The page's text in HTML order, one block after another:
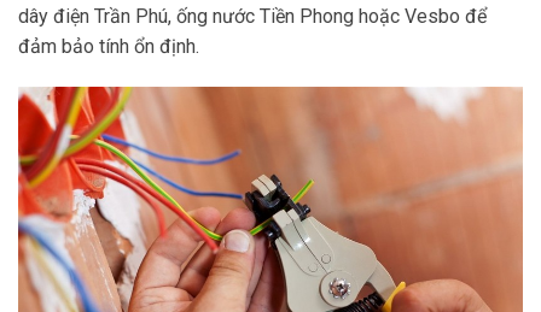
dây điện Trần Phú, ống nước Tiền Phong hoặc Vesbo để
đảm bảo tính ổn định.